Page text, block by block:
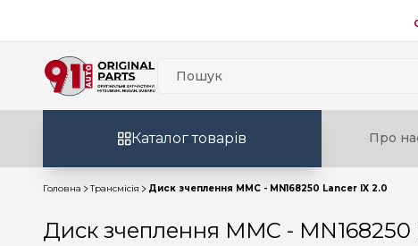
Каталог товарів Про
Головна Трансмісія Диск зчеплення MMC - MN168250 Lancer IX 2.0
Диск зчеплення MMC - MN168250